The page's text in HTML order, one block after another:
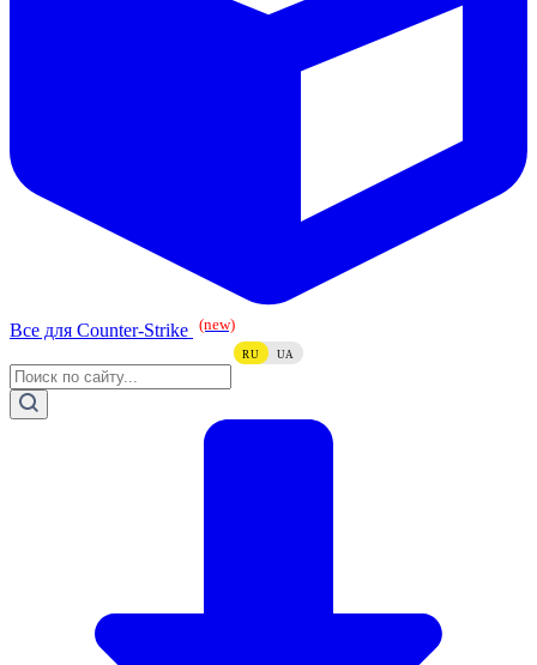
Все для Counter-Strike (new)
RU UA